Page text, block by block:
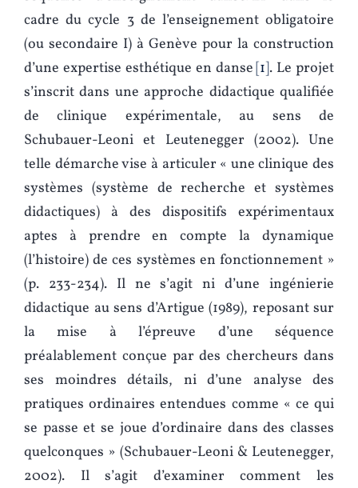
cadre du cycle 3 de l’enseignement obligatoire
(ou secondaire I) à Genève pour la construction
d’une expertise esthétique en danse 1 . Le projet
s’inscrit dans une approche didactique qualifiée
de clinique expérimentale, au sens de
Schubauer-Leoni et Leutenegger (2002). Une
telle démarche vise à articuler « une clinique des
systèmes (système de recherche et systèmes
didactiques) à des dispositifs expérimentaux
aptes à prendre en compte la dynamique
(l’histoire) de ces systèmes en fonctionnement »
(p. 233-234). Il ne s’agit ni d’une ingénierie
didactique au sens d’Artigue (1989), reposant sur
la mise à l’épreuve d’une séquence
préalablement conçue par des chercheurs dans
ses moindres détails, ni d’une analyse des
pratiques ordinaires entendues comme « ce qui
se passe et se joue d’ordinaire dans des classes
quelconques » (Schubauer-Leoni & Leutenegger,
2002). Il s’agit d’examiner comment les